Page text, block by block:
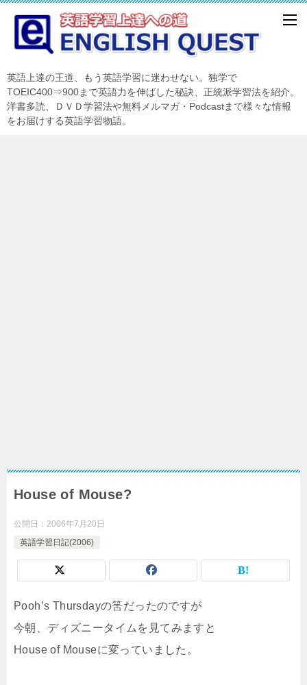
英語上達の王道、もう英語学習に迷わせない。独学で
TOEIC400⇒900まで英語力を伸ばした秘訣、正統派学習法を紹介。
洋書多読、ＤＶＤ学習法や無料メルマガ・Podcastまで様々な情報
をお届けする英語学習物語。
House of Mouse?
公開日： 2006年7月20日
英語学習日記(2006)
Pooh’s Thursdayの筈だったのですが
今朝、ディズニータイムを見てみますと
House of Mouseに変っていました。